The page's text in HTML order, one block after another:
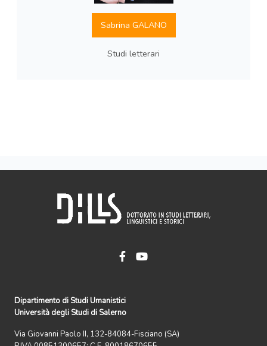
Sabrina GALANO
Studi letterari
Dipartimento di Studi Umanistici
Università degli Studi di Salerno
Via Giovanni Paolo II, 132-84084-Fisciano (SA)